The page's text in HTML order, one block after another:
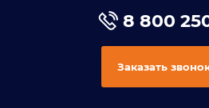
8 800
Заказать